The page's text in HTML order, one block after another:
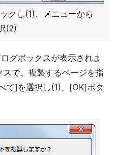
クし(1)、メニューから
(2)
グボックスが表示されま
で、複製するページを指
て]を選択し(1)、[OK]ボタ